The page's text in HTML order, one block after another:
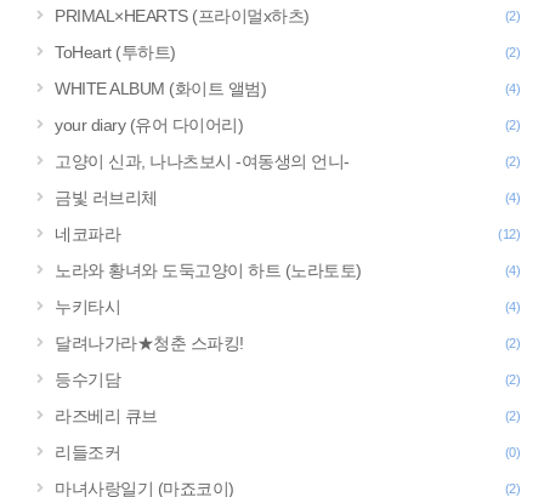
PRIMAL×HEARTS (프라이멀x하츠) (2)
ToHeart (투하트) (2)
WHITE ALBUM (화이트 앨범) (4)
your diary (유어 다이어리) (2)
고양이 신과, 나나츠보시 -여동생의 언니- (2)
금빛 러브리체 (4)
네코파라 (12)
노라와 황녀와 도둑고양이 하트 (노라토토) (4)
누키타시 (4)
달려나가라★청춘 스파킹! (2)
등수기담 (2)
라즈베리 큐브 (2)
리들조커 (0)
마녀사랑일기 (마죠코이) (2)